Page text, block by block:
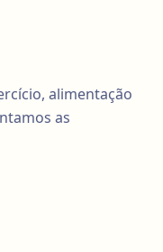
alimentação
as